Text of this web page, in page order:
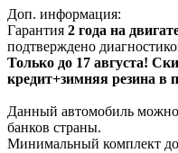
Доп. информация:
Гарантия 2 года на
подтверждено
Только до 17 августа!
кредит+зимняя резина в
Данный автомобиль
банков страны.
Минимальный комплект